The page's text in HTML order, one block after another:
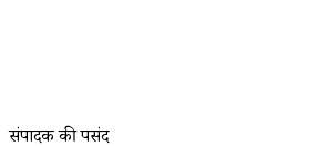
संपादक की पसंद